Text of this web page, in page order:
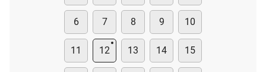
6 7 8 9 10
11 12 13 14 15